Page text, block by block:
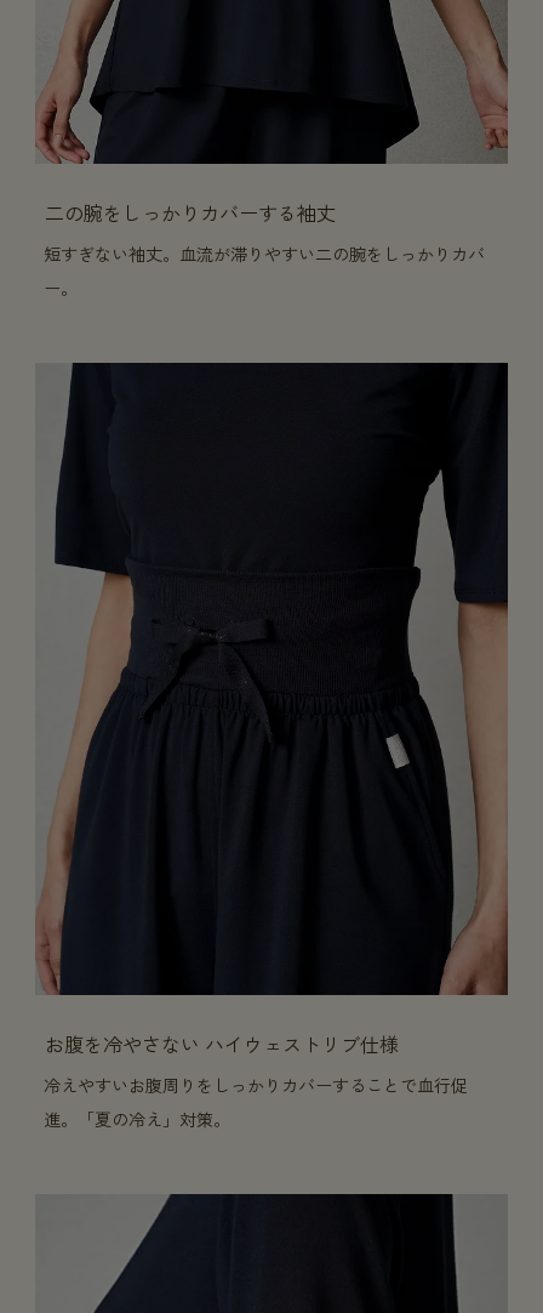
二の腕をしっかりカバーする袖丈
短すぎない袖丈。血流が滞りやすい二の腕をしっかりカバ
ー。
お腹を冷やさない ハイウェストリブ仕様
冷えやすいお腹周りをしっかりカバーすることで血行促
進。「夏の冷え」対策。